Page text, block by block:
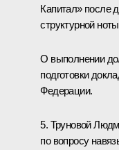
Капитал» после
структурной
О выполнении
подготовки
Федерации.
5. Труновой
по вопросу